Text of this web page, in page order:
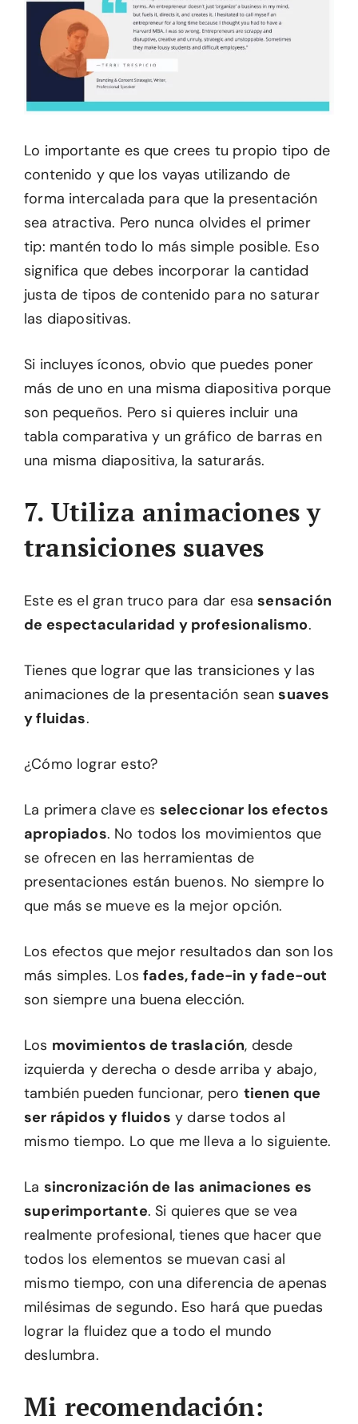
Lo importante es que crees tu propio tipo de
contenido y que los vayas utilizando de
forma intercalada para que la presentación
sea atractiva. Pero nunca olvides el primer
tip: mantén todo lo más simple posible. Eso
significa que debes incorporar la cantidad
justa de tipos de contenido para no saturar
las diapositivas.
Si incluyes íconos, obvio que puedes poner
más de uno en una misma diapositiva porque
son pequeños. Pero si quieres incluir una
tabla comparativa y un gráfico de barras en
una misma diapositiva, la saturarás.
7. Utiliza animaciones y
transiciones suaves
Este es el gran truco para dar esasensación
de espectacularidad y profesionalismo.
Tienes que lograr que las transiciones y las
animaciones de la presentación seansuaves
y fluidas.
¿Cómo lograr esto?
La primera clave es seleccionar los efectos
apropiados. No todos los movimientos que
se ofrecen en las herramientas de
presentaciones están buenos. No siempre lo
que más se mueve es la mejor opción.
Los efectos que mejor resultados dan son los
más simples. Losfades, fade-in y fade-out
son siempre una buena elección.
Los movimientos de traslación, desde
izquierda y derecha o desde arriba y abajo,
también pueden funcionar, pero tienen que
ser rápidos y fluidos y darse todos al
mismo tiempo. Lo que me lleva a lo siguiente.
La sincronización de las animaciones es
superimportante. Si quieres que se vea
realmente profesional, tienes que hacer que
todos los elementos se muevan casi al
mismo tiempo, con una diferencia de apenas
milésimas de segundo. Eso hará que puedas
lograr la fluidez que a todo el mundo
deslumbra.
Mi recomendación: